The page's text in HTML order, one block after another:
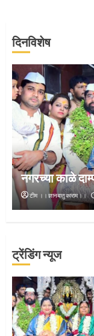
दिनविशेष
नगरच्या काळे
टीम ।।ज्ञानबातुकाराम।।
ट्रेंडिंग न्यूज
5
1